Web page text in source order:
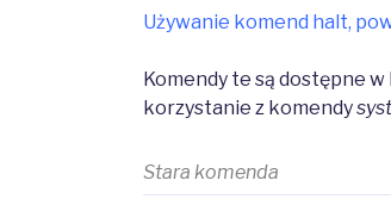
Używanie komend halt,
Komendy te są dostępne
korzystanie z komendy
Stara komenda